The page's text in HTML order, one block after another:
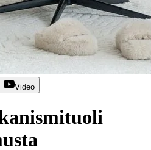
Video